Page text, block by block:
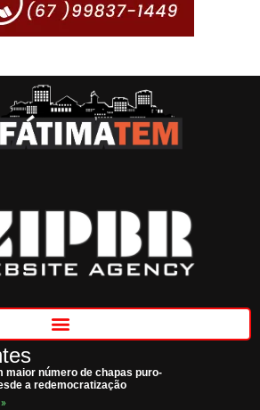
maior número de chapas puro-
a redemocratização